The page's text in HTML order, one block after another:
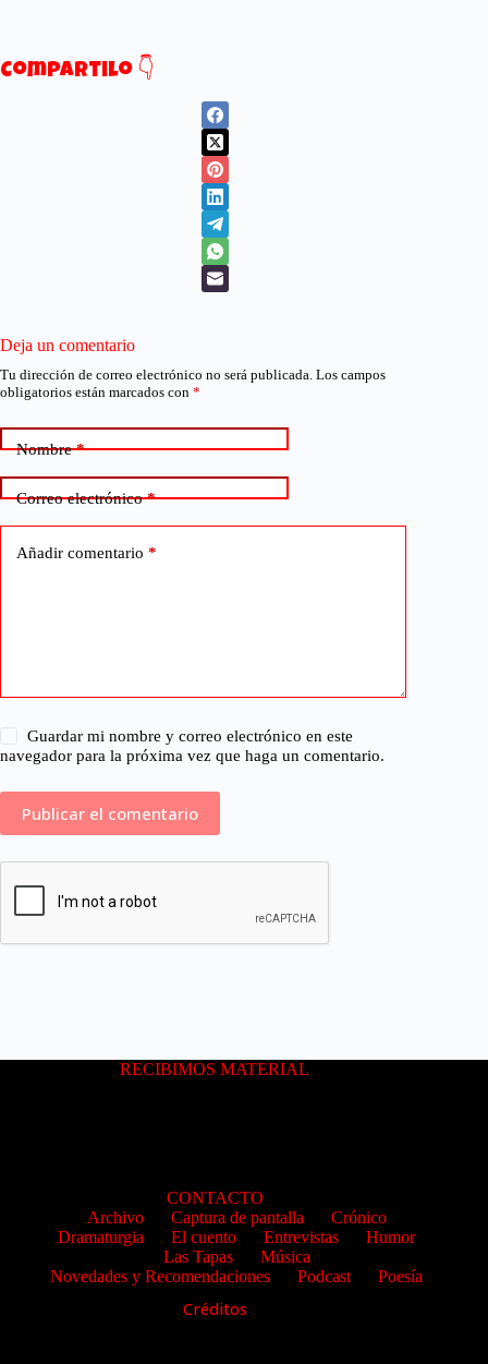
Compartilo 👇
Deja un comentario
Tu dirección de correo electrónico no será publicada. Los campos
obligatorios están marcados con *
Nombre*
Correo electrónico*
Añadir comentario *
Guardar mi nombre y correo electrónico en este
navegador para la próxima vez que haga un comentario.
RECIBIMOS MATERIAL
CONTACTO
Archivo
Captura de pantalla
Crónico
Dramaturgia
El cuento Entrevistas
Humor
Las Tapas
Música
Novedades y Recomendaciones
Podcast Poesía
Créditos